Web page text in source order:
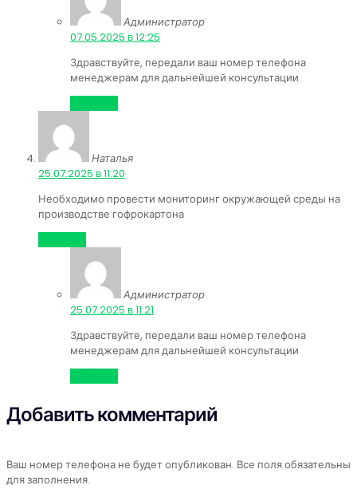
Администратор
07.05.2025 в 12:25
Здравствуйте, передали ваш номер телефона
менеджерам для дальнейшей консультации
Наталья
25.07.2025 в 11:20
Необходимо провести мониторинг окружающей среды на
производстве гофрокартона
Администратор
25.07.2025 в 11:21
Здравствуйте, передали ваш номер телефона
менеджерам для дальнейшей консультации
Добавить комментарий
Ваш номер телефона не будет опубликован. Все поля обязательны
для заполнения.